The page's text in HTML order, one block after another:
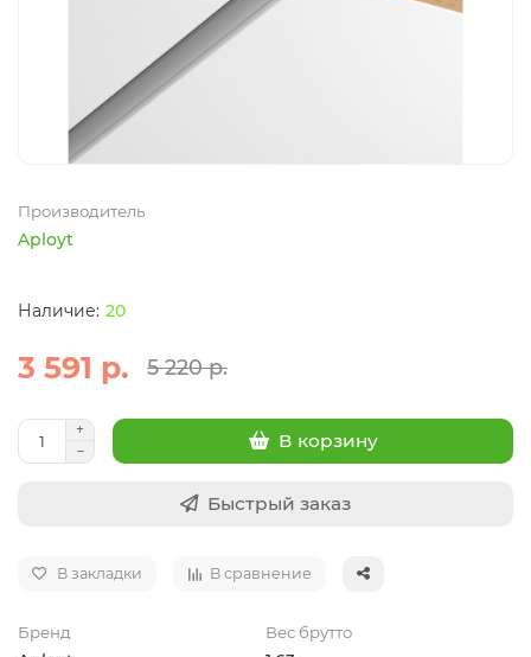
Производитель
Aployt
20
3 591 р. 5 220 р.
В корзину
Быстрый заказ
В закладки В сравнение
Бренд Вес брутто